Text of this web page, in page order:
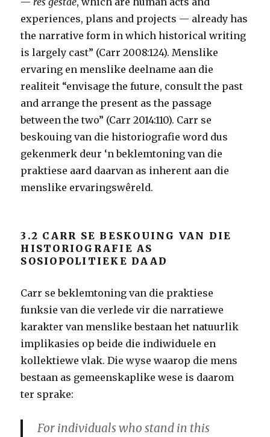
experiences, plans and projects — already has
the narrative form in which historical writing
is largely cast” (Carr 2008:124). Menslike
ervaring en menslike deelname aan die
realiteit “envisage the future, consult the past
and arrange the present as the passage
between the two” (Carr 2014:110). Carr se
beskouing van die historiografie word dus
gekenmerk deur ‘n beklemtoning van die
praktiese aard daarvan as inherent aan die
menslike ervaringswêreld.
3.2 CARR SE BESKOUING VAN DIE
HISTORIOGRAFIE AS
SOSIOPOLITIEKE DAAD
Carr se beklemtoning van die praktiese
funksie van die verlede vir die narratiewe
karakter van menslike bestaan het natuurlik
implikasies op beide die indiwiduele en
kollektiewe vlak. Die wyse waarop die mens
bestaan as gemeenskaplike wese is daarom
ter sprake:
For individuals who stand in this